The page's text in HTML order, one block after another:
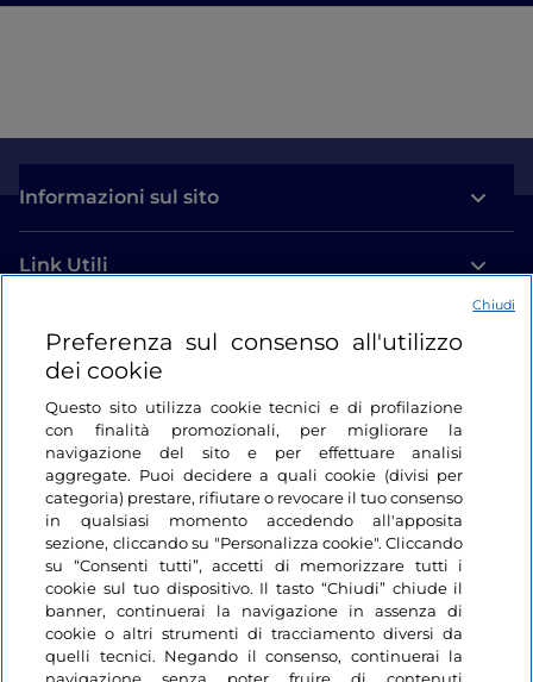
Informazioni sul sito
Link Utili
Login
Restiamo in contatto
Preferenza sul consenso all'utilizzo
dei cookie
Questo sito utilizza cookie tecnici e di profilazione
con finalità promozionali, per migliorare la
navigazione del sito e per effettuare analisi
aggregate. Puoi decidere a quali cookie (divisi per
categoria) prestare, rifiutare o revocare il tuo consenso
in qualsiasi momento accedendo all'apposita
sezione, cliccando su "Personalizza cookie". Cliccando
su “Consenti tutti”, accetti di memorizzare tutti i
cookie sul tuo dispositivo. Il tasto “Chiudi” chiude il
banner, continuerai la navigazione in assenza di
cookie o altri strumenti di tracciamento diversi da
quelli tecnici. Negando il consenso, continuerai la
Chiudi